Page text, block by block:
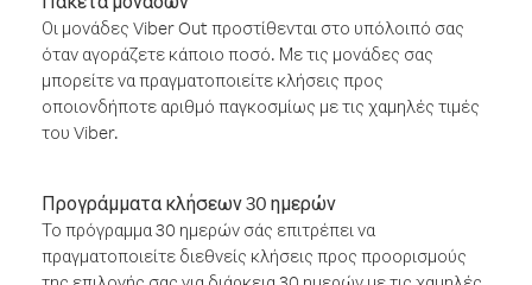
Οι μονάδες Viber Out προστίθενται στο υπόλοιπό σας
όταν αγοράζετε κάποιο ποσό. Με τις μονάδες σας
μπορείτε να πραγματοποιείτε κλήσεις προς
οποιονδήποτε αριθμό παγκοσμίως με τις χαμηλές τιμές
του Viber.
Προγράμματα κλήσεων 30 ημερών
Το πρόγραμμα 30 ημερών σάς επιτρέπει να
πραγματοποιείτε διεθνείς κλήσεις προς προορισμούς